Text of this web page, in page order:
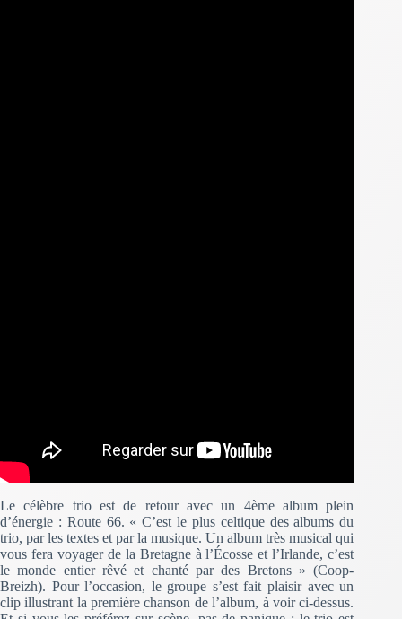
Le célèbre trio est de retour avec un 4ème album plein
d’énergie : Route 66. « C’est le plus celtique des albums du
trio, par les textes et par la musique. Un album très musical qui
vous fera voyager de la Bretagne à l’Écosse et l’Irlande, c’est
le monde entier rêvé et chanté par des Bretons » (Coop-
Breizh). Pour l’occasion, le groupe s’est fait plaisir avec un
clip illustrant la première chanson de l’album, à voir ci-dessus.